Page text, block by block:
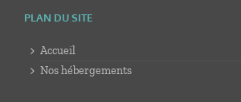
PLAN DU SITE
Accueil
Nos hébergements